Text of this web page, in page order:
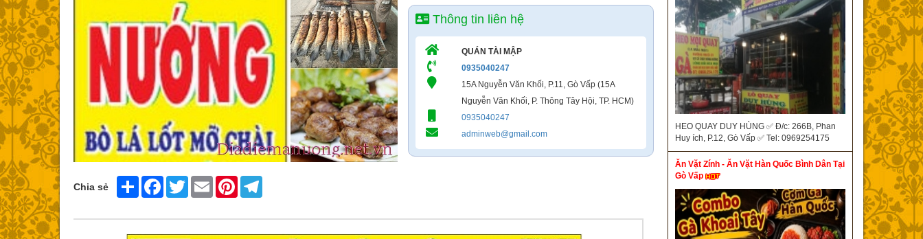
Chia sẻ Share FacebookTwitter Email Pinterest
Thông tin liên hệ
QUÁN TÀI MẬP
0935040247
15A Nguyễn Văn Khối, P.11, Gò Vấp (15A
Nguyễn Văn Khối, P. Thông Tây Hội, TP. HCM)
0935040247
adminweb@gmail.com
HEO QUAY DUY HÙNG ✅ Đ/c: 266B, Phan
Huy ích, P.12, Gò Vấp ✅ Tel: 0969254175
Ăn Vặt Zính - Ăn Vặt Hàn Quốc Bình Dân Tại
Gò Vấp